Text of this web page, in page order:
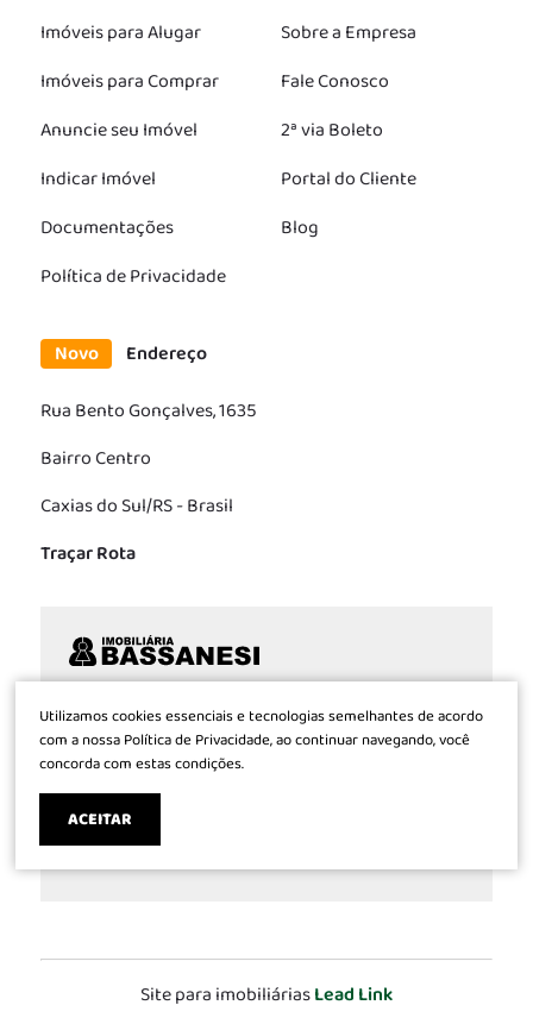
Imóveis para Alugar
Imóveis para Comprar
Anuncie seu Imóvel
Indicar Imóvel
Documentações
Política de Privacidade
Sobre a Empresa
Fale Conosco
2ª via Boleto
Portal do Cliente
Blog
Novo
Endereço
Rua Bento Gonçalves, 1635
Bairro Centro
Caxias do Sul/RS - Brasil
Traçar Rota
Com tradição de 48 anos no mercado de
imóveis, o que reflete nossa conduta de só
propiciar segurança e bons negócios aos
clientes, a Bassanesi está sempre atuante e
envolvida conforme as exigências do mercado.
Site para imobiliáriasLead Link
Utilizamos cookies essenciais e tecnologias semelhantes de acordo
com a nossa Política de Privacidade, ao continuar navegando, você
concorda com estas condições.
ACEITAR